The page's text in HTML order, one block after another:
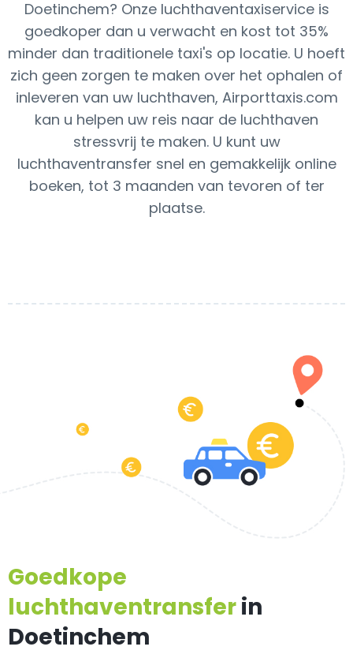
Doetinchem? Onze luchthaventaxiservice is
goedkoper dan u verwacht en kost tot 35%
minder dan traditionele taxi's op locatie. U hoeft
zich geen zorgen te maken over het ophalen of
inleveren van uw luchthaven, Airporttaxis.com
kan u helpen uw reis naar de luchthaven
stressvrij te maken. U kunt uw
luchthaventransfer snel en gemakkelijk online
boeken, tot 3 maanden van tevoren of ter
plaatse.
Goedkope
luchthaventransferin
Doetinchem